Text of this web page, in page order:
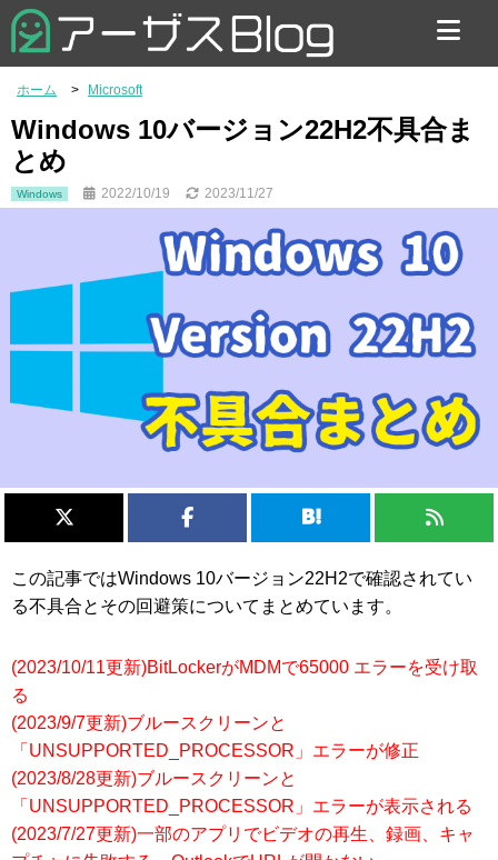
お問い合わせ
ホーム Microsoft
Windows 10バージョン22H2不具合ま
とめ
Windows 2022/10/19 2023/11/27
この記事ではWindows 10バージョン22H2で確認されてい
る不具合とその回避策についてまとめています。
(2023/10/11更新)BitLockerがMDMで65000 エラーを受け取
る
(2023/9/7更新)ブルースクリーンと
「UNSUPPORTED_PROCESSOR」エラーが修正
(2023/8/28更新)ブルースクリーンと
「UNSUPPORTED_PROCESSOR」エラーが表示される
(2023/7/27更新)一部のアプリでビデオの再生、録画、キャ